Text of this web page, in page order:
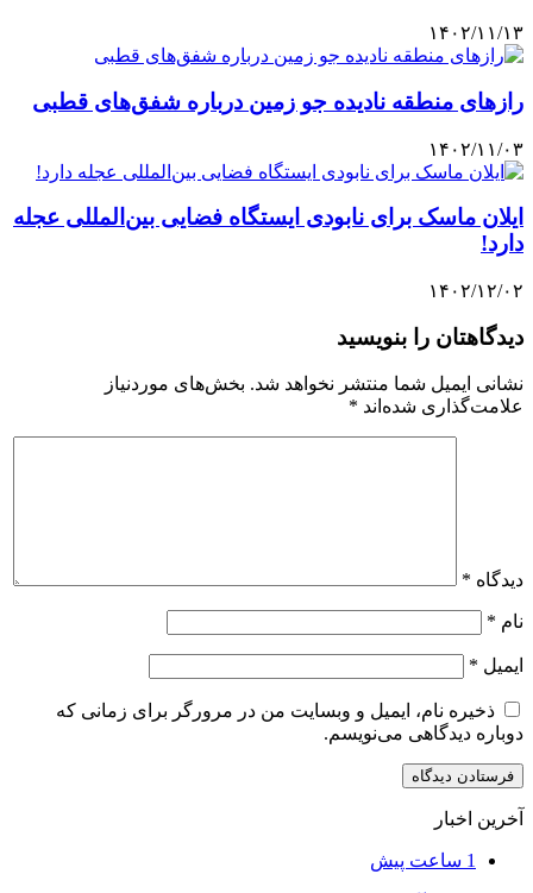
۱۴۰۲/۱۱/۱۳
رازهای منطقه نادیده جو زمین درباره شفق‌های قطبی
۱۴۰۲/۱۱/۰۳
ایلان ماسک برای نابودی ایستگاه فضایی بین‌المللی عجله
دارد!
۱۴۰۲/۱۲/۰۲
دیدگاهتان را بنویسید
نشانی ایمیل شما منتشر نخواهد شد. بخش‌های موردنیاز
علامت‌گذاری شده‌اند *
دیدگاه *
نام *
ایمیل *
ذخیره نام، ایمیل و وبسایت من در مرورگر برای زمانی که
دوباره دیدگاهی می‌نویسم.
آخرین اخبار
1 ساعت پیش